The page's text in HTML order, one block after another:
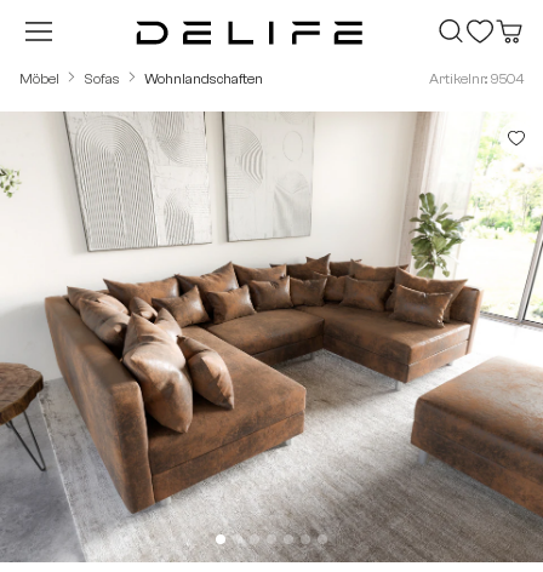
Zum Hauptinhalt springen
Möbel Sofas Wohnlandschaften Artikelnr.: 9504
Bildergalerie überspringen